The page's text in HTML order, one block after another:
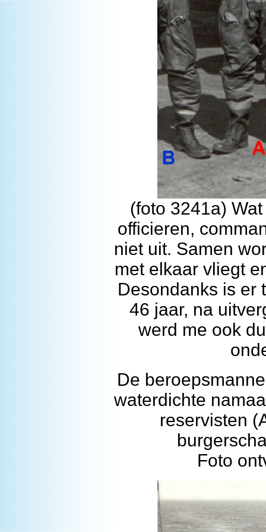
(foto 3241a)
officieren,
niet uit. Samen
met elkaar vliegt
Desondanks is er
46 jaar, na
werd me ook
De
waterdichte
reservisten
Foto